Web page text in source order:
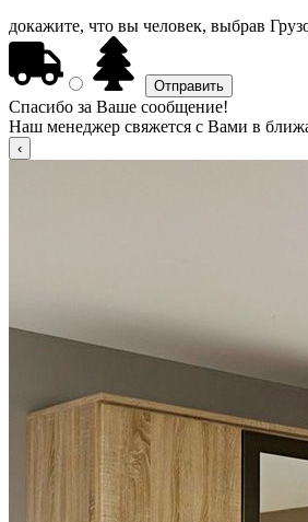
докажите, что вы человек, выбрав
Спасибо за Ваше сообщение!
Наш менеджер свяжется с Вами в